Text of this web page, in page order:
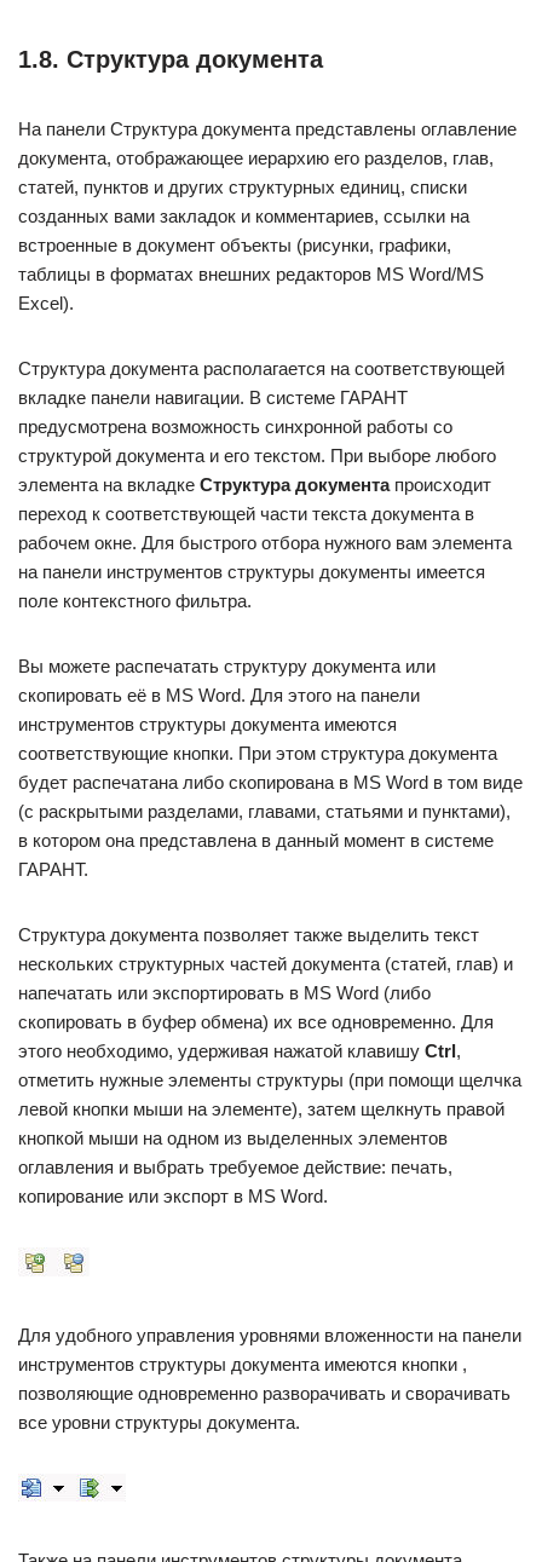
1.8. Структура документа
На панели Структура документа представлены оглавление
документа, отображающее иерархию его разделов, глав,
статей, пунктов и других структурных единиц, списки
созданных вами закладок и комментариев, ссылки на
встроенные в документ объекты (рисунки, графики,
таблицы в форматах внешних редакторов MS Word/MS
Excel).
Структура документа располагается на соответствующей
вкладке панели навигации. В системе ГАРАНТ
предусмотрена возможность синхронной работы со
структурой документа и его текстом. При выборе любого
элемента на вкладке Структура документапроисходит
переход к соответствующей части текста документа в
рабочем окне. Для быстрого отбора нужного вам элемента
на панели инструментов структуры документы имеется
поле контекстного фильтра.
Вы можете распечатать структуру документа или
скопировать её в MS Word. Для этого на панели
инструментов структуры документа имеются
соответствующие кнопки. При этом структура документа
будет распечатана либо скопирована в MS Word в том виде
(с раскрытыми разделами, главами, статьями и пунктами),
в котором она представлена в данный момент в системе
ГАРАНТ.
Структура документа позволяет также выделить текст
нескольких структурных частей документа (статей, глав) и
напечатать или экспортировать в MS Word (либо
скопировать в буфер обмена) их все одновременно. Для
этого необходимо, удерживая нажатой клавишу Ctrl,
отметить нужные элементы структуры (при помощи щелчка
левой кнопки мыши на элементе), затем щелкнуть правой
кнопкой мыши на одном из выделенных элементов
оглавления и выбрать требуемое действие: печать,
копирование или экспорт в MS Word.
Для удобного управления уровнями вложенности на панели
инструментов структуры документа имеются кнопки ,
позволяющие одновременно разворачивать и сворачивать
все уровни структуры документа.